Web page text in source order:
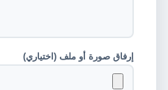
إرفاق صورة أو ملف (اختياري)